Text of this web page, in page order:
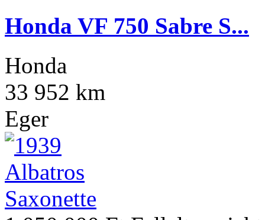
Honda VF 750 Sabre S...
Honda
33 952 km
Eger